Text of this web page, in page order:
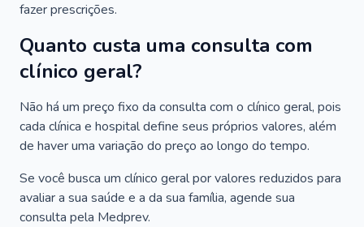
fazer prescrições.
Quanto custa uma consulta com
clínico geral?
Não há um preço fixo da consulta com o clínico geral, pois
cada clínica e hospital define seus próprios valores, além
de haver uma variação do preço ao longo do tempo.
Se você busca um clínico geral por valores reduzidos para
avaliar a sua saúde e a da sua família, agende sua
consulta pela Medprev.